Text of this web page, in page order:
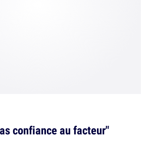
confiance au facteur"